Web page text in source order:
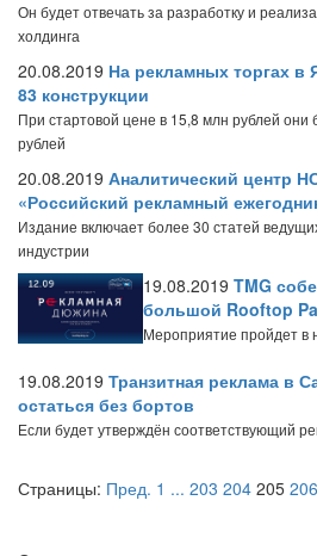
Он будет отвечать за разработку и
холдинга
20.08.2019 На рекламных торгах в
83 конструкции
При стартовой цене в 15,8 млн рублей
рублей
20.08.2019 Аналитический центр
«Российский рекламный
Издание включает более 30 статей
индустрии
19.08.2019 TMG
большой Rooftop
Мероприятие пройдет в
19.08.2019 Транзитная реклама в
остаться без бортов
Если будет утверждён соответствующий
Страницы: Пред. 1 ... 203 204 205 206